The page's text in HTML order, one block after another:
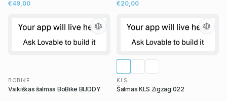
€49,00 €20,00
BOBIKE
Vaikiškas šalmas BoBike BUDDY
KLS
Šalmas KLS Zigzag 022